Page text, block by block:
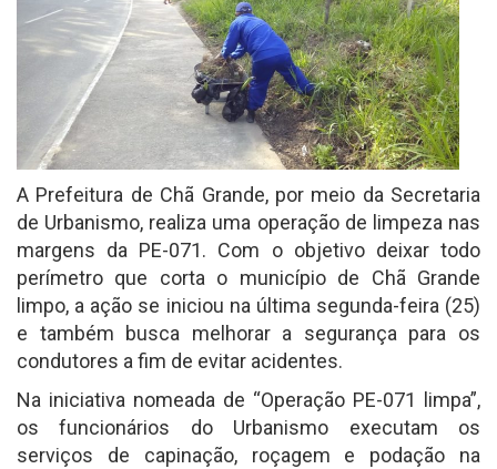
A Prefeitura de Chã Grande, por meio da Secretaria
de Urbanismo, realiza uma operação de limpeza nas
margens da PE-071. Com o objetivo deixar todo
perímetro que corta o município de Chã Grande
limpo, a ação se iniciou na última segunda-feira (25)
e também busca melhorar a segurança para os
condutores a fim de evitar acidentes.
Na iniciativa nomeada de “Operação PE-071 limpa”,
os funcionários do Urbanismo executam os
serviços de capinação, roçagem e podação na